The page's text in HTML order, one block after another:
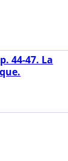
44-47. La